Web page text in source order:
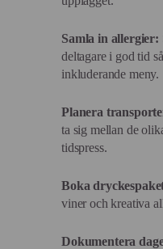
Samla in allergier:
deltagare i god tid
inkluderande meny.
Planera
ta sig mellan de
tidspress.
Boka
viner och kreativa
Dokumentera